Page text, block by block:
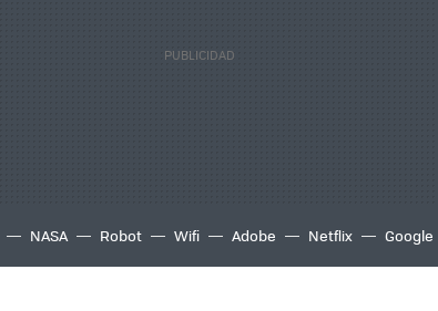
NASA Robot Wifi Adobe Netflix Google